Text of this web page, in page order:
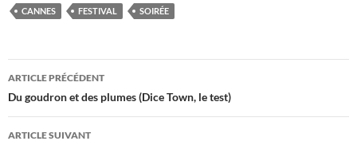
CANNES FESTIVAL SOIRÉE
Navigation
des
articles
ARTICLE PRÉCÉDENT
Du goudron et des plumes (Dice Town, le test)
ARTICLE SUIVANT